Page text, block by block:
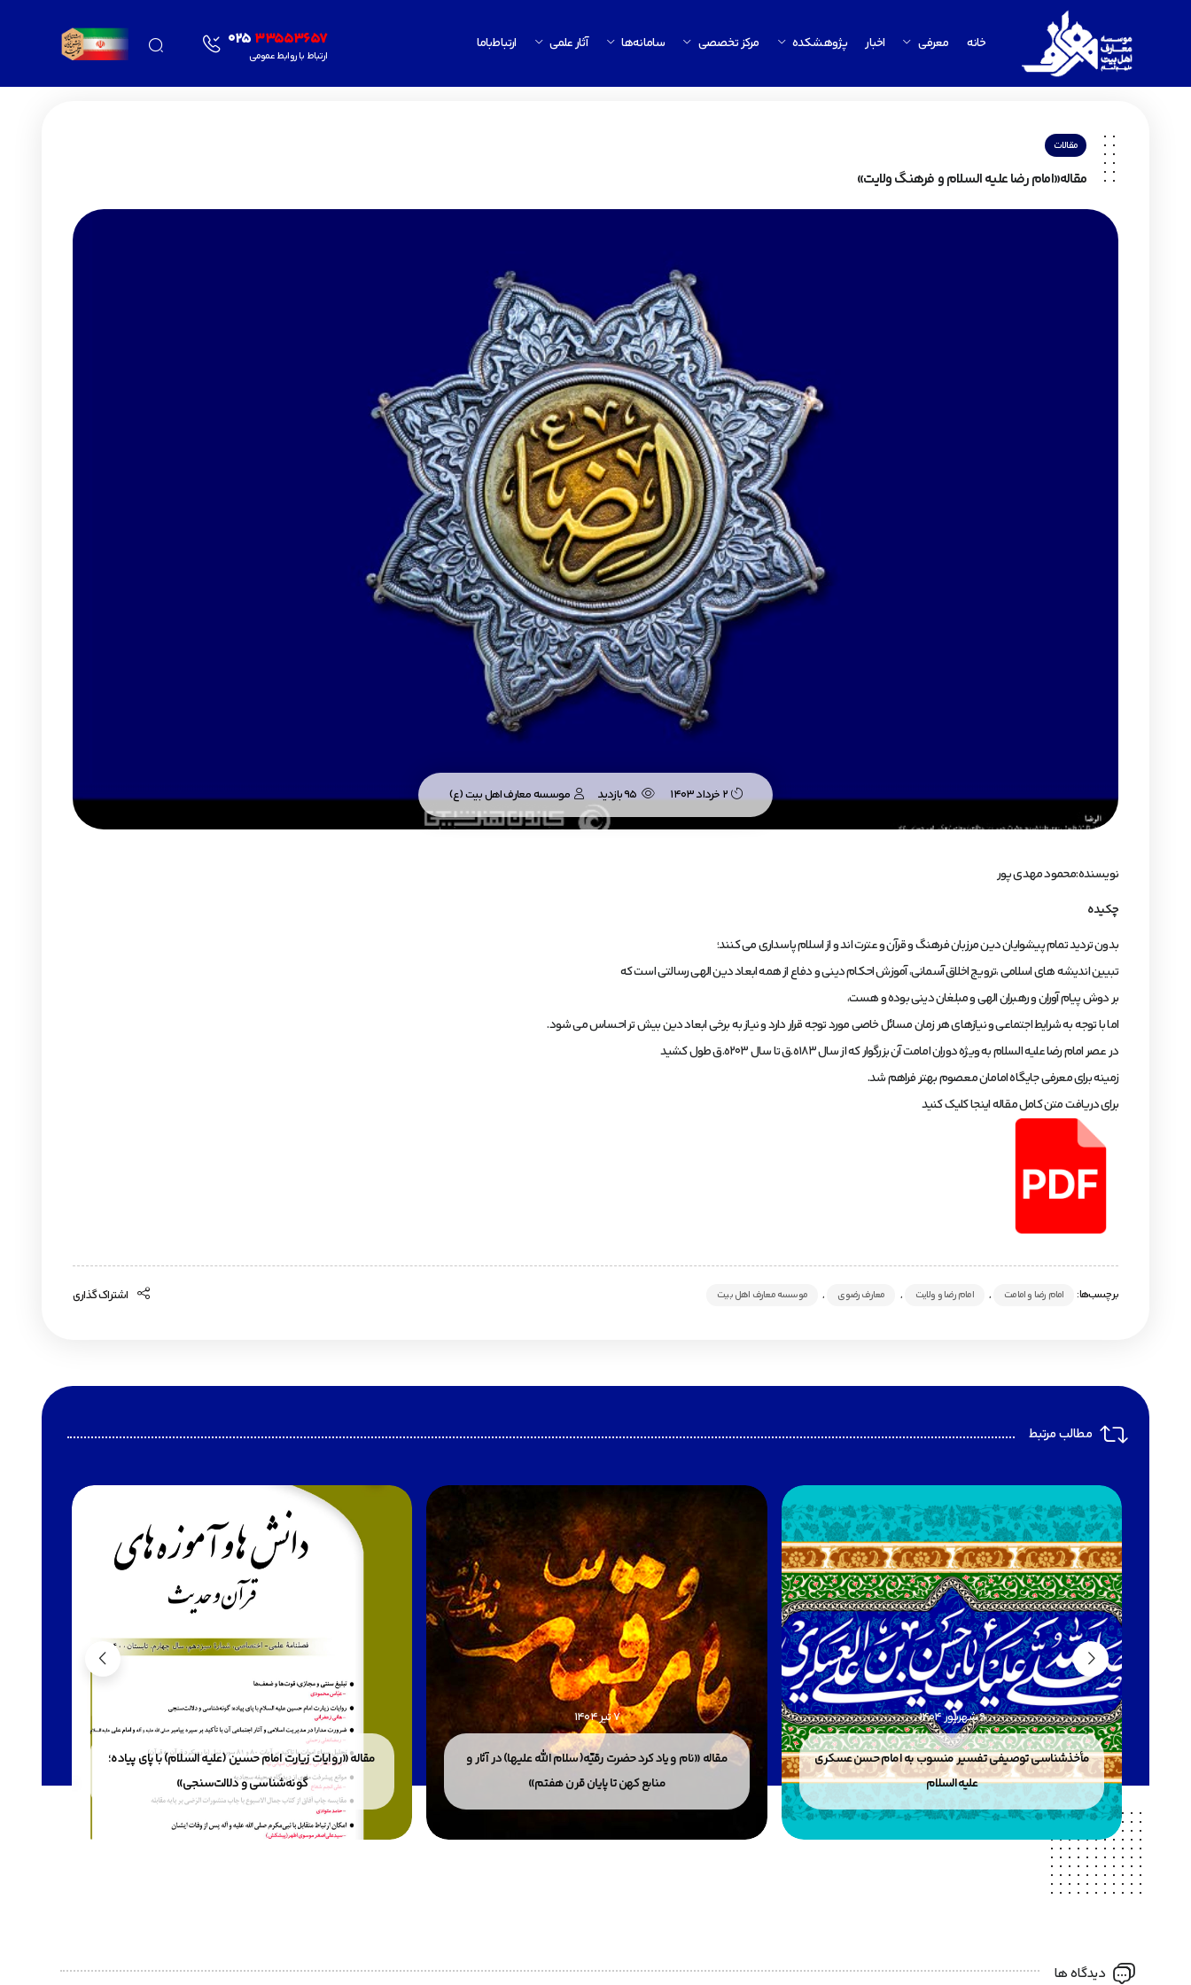
خانه معرفی اخبار پژوهشکده مرکز تخصصی سامانه‌ها آثار علمی ارتباط‌باما 02533553657
ارتباط با روابط عمومی
مقالات
مقاله«امام رضا علیه السلام و فرهنگ ولایت»
2 خرداد 1403 95 بازدید موسسه معارف اهل بیت (ع)
نویسنده:محمود مهدی پور
چکیده
بدون تردید تمام پیشوایان دین مرزبان فرهنگ و قرآن و عترت اند و از اسلام پاسداری می کنند؛
تبیین اندیشه های اسلامی ،ترویج اخلاق آسمانی، آموزش احکام دینی و دفاع از همه ابعاد دین الهی رسالتی است که
بر دوش پیام آوران و رهبران الهی و مبلغان دینی بوده و هست،
اما با توجه به شرایط اجتماعی و نیازهای هر زمان مسائل خاصی مورد توجه قرار دارد و نیاز به برخی ابعاد دین بیش تر احساس می شود.
در عصر امام رضا علیه السلام به ویژه دوران امامت آن بزرگوار که از سال ۱۸۳ه.ق تا سال ۲۰۳ه.ق طول کشید
زمینه برای معرفی جایگاه امامان معصوم بهتر فراهم شد.
برای دریافت متن کامل مقاله اینجا کلیک کنید
برچسب‌ها: امام رضا و امامت , امام رضا و ولایت , معارف رضوی , موسسه معارف اهل بیت اشتراک گذاری
مطالب مرتبط
9 شهریور 1404
مأخذشناسی توصیفی تفسیر منسوب به امام حسن عسکری
علیه‌السلام
7 تیر 1404
مقاله «نام و یاد کرد حضرت رقیّه(سلام الله علیها) در آثار و
منابع کهن تا پایان قرن هفتم»
20 فروردین 1404
مقاله «روایات زیارت امام حسین (علیه السلام) با پای پیاده؛
گونه‌شناسی و دلالت‌سنجی»
دیدگاه ها